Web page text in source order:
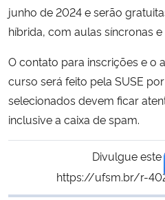
junho de 2024 e serão
híbrida, com aulas síncronas
O contato para inscrições e o
curso será feito pela SUSE
selecionados devem ficar
inclusive a caixa de spam.
Divulgue
https://ufsm.br/r-